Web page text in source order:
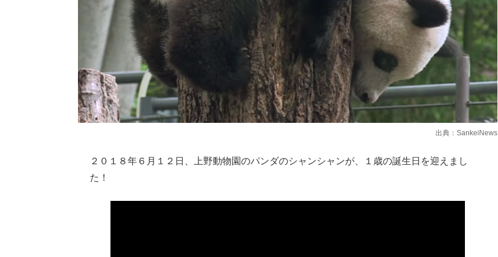
出典： SankeiNews
２０１８年６月１２日、上野動物園のパンダのシャンシャンが、１歳の誕生日を迎えまし
た！